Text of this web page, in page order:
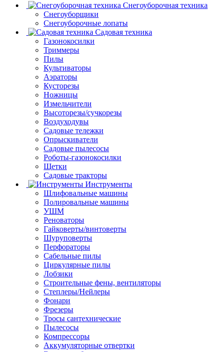
Снегоуборочная техника
Снегоуборщики
Снегоуборочные лопаты
Садовая техника
Газонокосилки
Триммеры
Пилы
Культиваторы
Аэраторы
Кусторезы
Ножницы
Измельчители
Высоторезы/сучкорезы
Воздуходувы
Садовые тележки
Опрыскиватели
Садовые пылесосы
Роботы-газонокосилки
Щетки
Садовые тракторы
Инструменты
Шлифовальные машины
Полировальные машины
УШМ
Реноваторы
Гайковерты/винтоверты
Шуруповерты
Перфораторы
Сабельные пилы
Циркулярные пилы
Лобзики
Строительные фены, вентиляторы
Степлеры/Нейлеры
Фонари
Фрезеры
Тросы сантехнические
Пылесосы
Компрессоры
Аккумуляторные отвертки